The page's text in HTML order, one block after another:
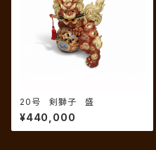
20号 剣獅子 盛
¥440,000